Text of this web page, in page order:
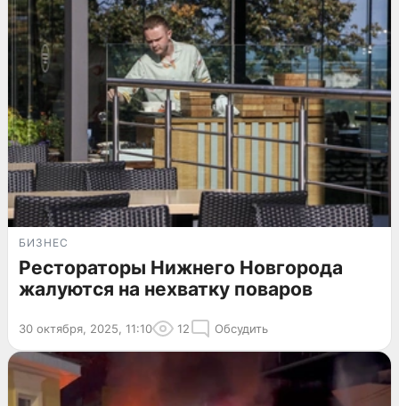
БИЗНЕС
Рестораторы Нижнего Новгорода
жалуются на нехватку поваров
30 октября, 2025, 11:10 12 Обсудить